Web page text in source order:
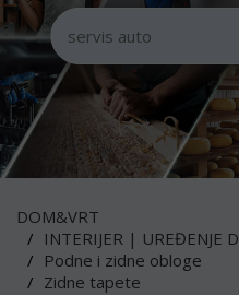
DOM&VRT
INTERIJER | UREĐENJE
Podne i zidne obloge
Zidne tapete